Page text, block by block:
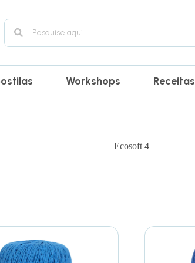
Workshops Receitas
Ecosoft 4